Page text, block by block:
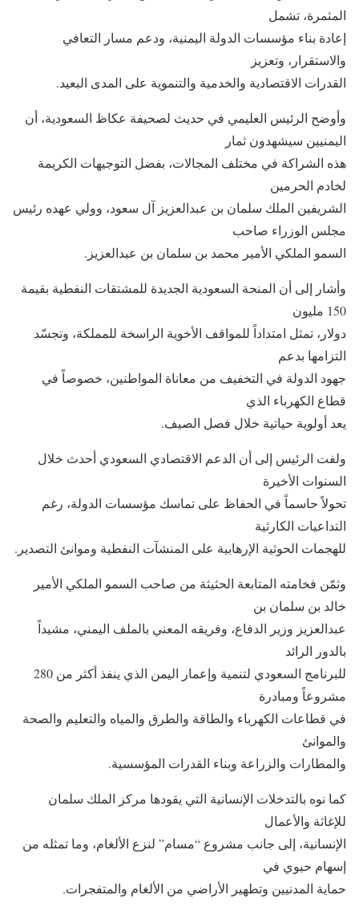
المثمرة، تشمل
إعادة بناء مؤسسات الدولة اليمنية، ودعم مسار التعافي
والاستقرار، وتعزيز
القدرات الاقتصادية والخدمية والتنموية على المدى البعيد.
وأوضح الرئيس العليمي في حديث لصحيفة عكاظ السعودية، أن
اليمنيين سيشهدون ثمار
هذه الشراكة في مختلف المجالات، بفضل التوجيهات الكريمة
لخادم الحرمين
الشريفين الملك سلمان بن عبدالعزيز آل سعود، وولي عهده رئيس
مجلس الوزراء صاحب
السمو الملكي الأمير محمد بن سلمان بن عبدالعزيز.
وأشار إلى أن المنحة السعودية الجديدة للمشتقات النفطية بقيمة
150 مليون
دولار، تمثل امتداداً للمواقف الأخوية الراسخة للمملكة، وتجسّد
التزامها بدعم
جهود الدولة في التخفيف من معاناة المواطنين، خصوصاً في
قطاع الكهرباء الذي
يعد أولوية حياتية خلال فصل الصيف.
ولفت الرئيس إلى أن الدعم الاقتصادي السعودي أحدث خلال
السنوات الأخيرة
تحولاً حاسماً في الحفاظ على تماسك مؤسسات الدولة، رغم
التداعيات الكارثية
للهجمات الحوثية الإرهابية على المنشآت النفطية وموانئ التصدير.
وثمّن فخامته المتابعة الحثيثة من صاحب السمو الملكي الأمير
خالد بن سلمان بن
عبدالعزيز وزير الدفاع، وفريقه المعني بالملف اليمني، مشيداً
بالدور الرائد
للبرنامج السعودي لتنمية وإعمار اليمن الذي ينفذ أكثر من 280
مشروعاً ومبادرة
في قطاعات الكهرباء والطاقة والطرق والمياه والتعليم والصحة
والموانئ
والمطارات والزراعة وبناء القدرات المؤسسية.
كما نوه بالتدخلات الإنسانية التي يقودها مركز الملك سلمان
للإغاثة والأعمال
الإنسانية، إلى جانب مشروع “مسام” لنزع الألغام، وما تمثله من
إسهام حيوي في
حماية المدنيين وتطهير الأراضي من الألغام والمتفجرات.